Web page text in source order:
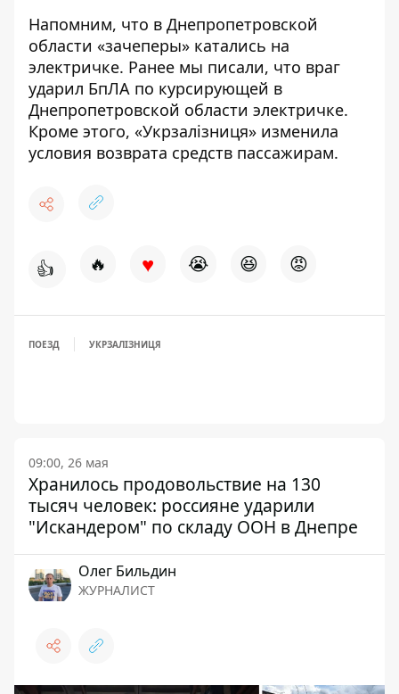
Напомним, что в Днепропетровской
области «зачеперы» катались на
электричке. Ранее мы писали, что враг
ударил БпЛА по курсирующей в
Днепропетровской области электричке.
Кроме этого, «Укрзалізниця» изменила
условия возврата средств пассажирам.
👍 🔥 ♥ 😭 😆 😡
ПОЕЗД УКРЗАЛІЗНИЦЯ
09:00, 26 мая
Хранилось продовольствие на 130
тысяч человек: россияне ударили
"Искандером" по складу ООН в Днепре
Олег Бильдин
ЖУРНАЛИСТ